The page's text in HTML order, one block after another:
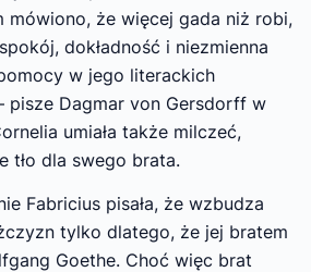
mówiono, że więcej gada niż robi,
dokładność i niezmienna
w jego literackich
pisze Dagmar von Gersdorff w
umiała także milczeć,
tło dla swego brata.
Fabricius pisała, że wzbudza
tylko dlatego, że jej bratem
Goethe. Choć więc brat